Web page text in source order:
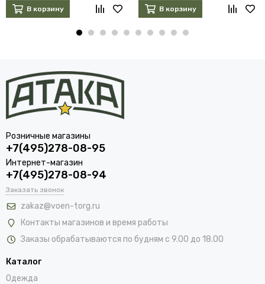
В корзину В корзину
Розничные магазины
+7(495)278-08-95
Интернет-магазин
+7(495)278-08-94
Заказать звонок
zakaz@voen-torg.ru
Контакты магазинов и время работы
Заказы обрабатываются по будням с 9.00 до 18.00
Каталог
Одежда